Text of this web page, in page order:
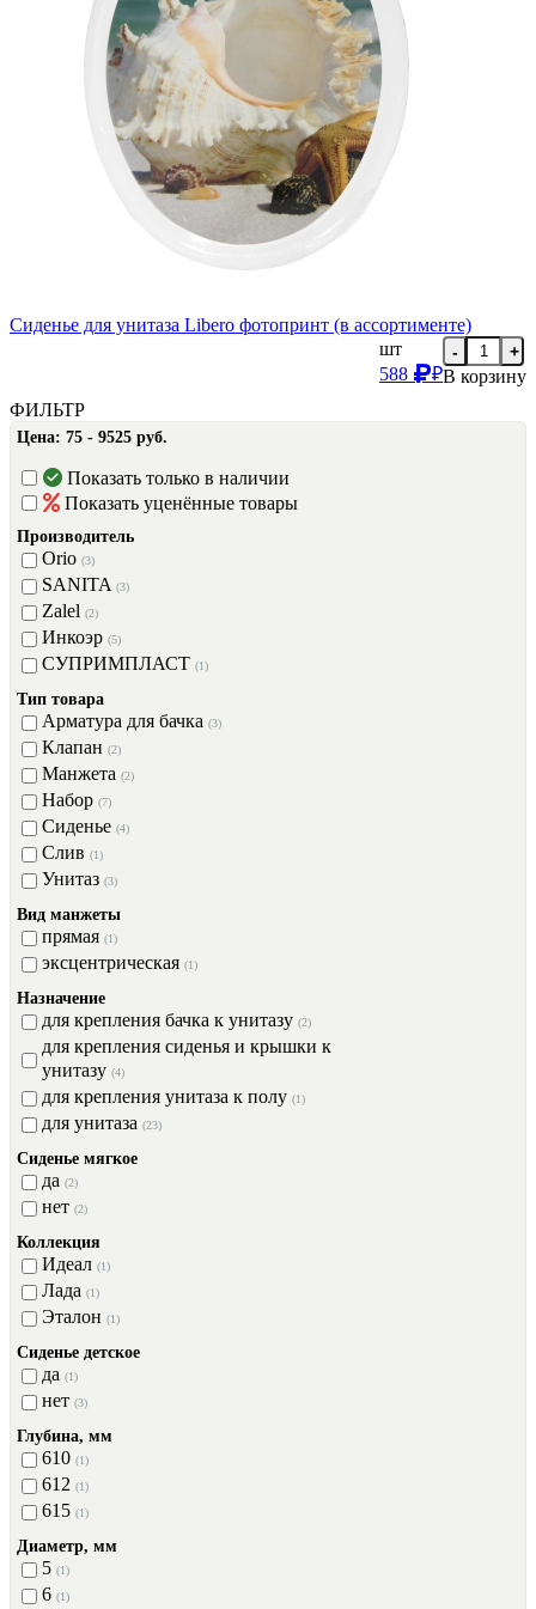
Сиденье для унитаза Libero фотопринт (в ассортименте)
шт
588
₽
- +
В корзину
ФИЛЬТР
Цена: 75 - 9525 руб.
Показать только в наличии
Показать уценённые товары
Производитель
Orio (3)
SANITA (3)
Zalel (2)
Инкоэр (5)
СУПРИМПЛАСТ (1)
Тип товара
Арматура для бачка (3)
Клапан (2)
Манжета (2)
Набор (7)
Сиденье (4)
Слив (1)
Унитаз (3)
Вид манжеты
прямая (1)
эксцентрическая (1)
Назначение
для крепления бачка к унитазу (2)
для крепления сиденья и крышки к
унитазу (4)
для крепления унитаза к полу (1)
для унитаза (23)
Сиденье мягкое
да (2)
нет (2)
Коллекция
Идеал (1)
Лада (1)
Эталон (1)
Сиденье детское
да (1)
нет (3)
Глубина, мм
610 (1)
612 (1)
615 (1)
Диаметр, мм
5 (1)
6 (1)